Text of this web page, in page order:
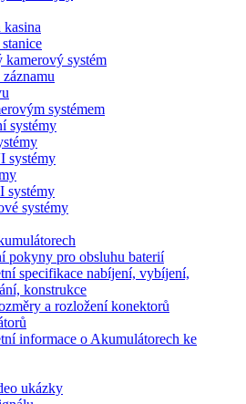
kasina
kamerový systém
systémem
systémy
systémy
systémy
systémy
pokyny pro obsluhu baterií
specifikace nabíjení, vybíjení,
konstrukce
a rozložení konektorů
informace o Akumulátorech ke
ukázky